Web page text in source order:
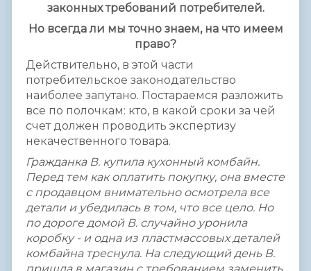
законных требований потребителей.
Но всегда ли мы точно знаем, на что имеем
право?
Действительно, в этой части
потребительское законодательство
наиболее запутано. Постараемся разложить
все по полочкам: кто, в какой сроки за чей
счет должен проводить экспертизу
некачественного товара.
Гражданка В. купила кухонный комбайн.
Перед тем как оплатить покупку, она вместе
с продавцом внимательно осмотрела все
детали и убедилась в том, что все цело. Но
по дороге домой В. случайно уронила
коробку - и одна из пластмассовых деталей
комбайна треснула. На следующий день В.